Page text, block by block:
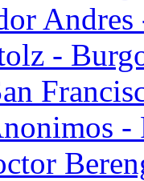
Andres
-